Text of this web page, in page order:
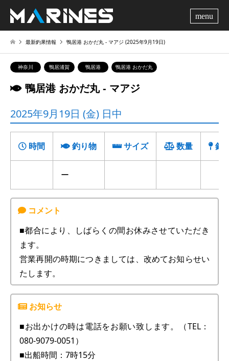
最新釣果情報 鴨居港 おかだ丸 ‐ マアジ (2025年9月19日)
神奈川 鴨居浦賀 鴨居港 鴨居港 おかだ丸
鴨居港 おかだ丸 ‐ マアジ
2025年9月19日 (金) 日中
時間 釣り物 サイズ 数量 釣
ー
■都合により、しばらくの間お休みさせていただき
ます。
営業再開の時期につきましては、改めてお知らせい
たします。
■お出かけの時は電話をお願い致します。（TEL：
080-9079-0051）
■出船時間：7時15分